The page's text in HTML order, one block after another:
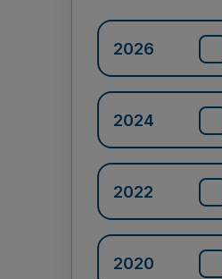
2026
2024
2022
2020